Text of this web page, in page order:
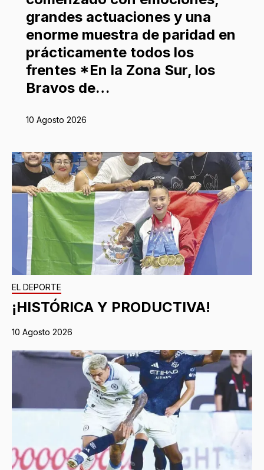
grandes actuaciones y una
enorme muestra de paridad en
prácticamente todos los
frentes *En la Zona Sur, los
Bravos de…
10 Agosto 2026
EL DEPORTE
¡HISTÓRICA Y PRODUCTIVA!
10 Agosto 2026